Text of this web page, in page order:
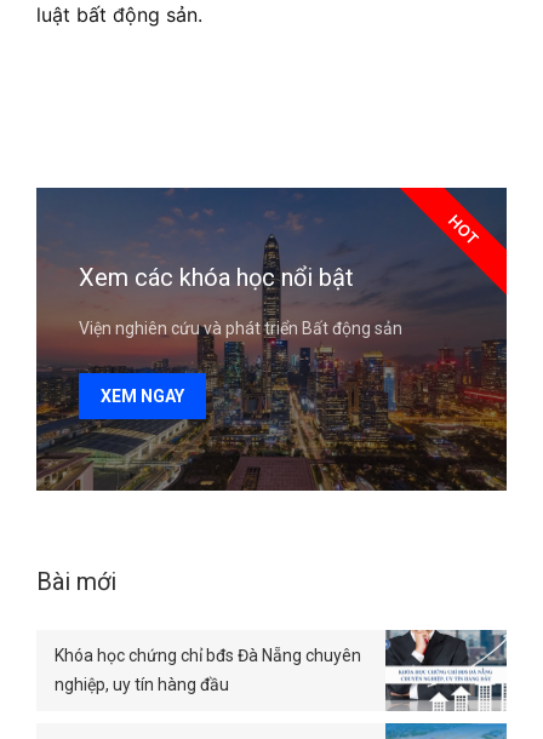
luật bất động sản.
Xem các khóa học nổi bật
Viện nghiên cứu và phát triển Bất động sản
XEM NGAY
HOT
Bài mới
Khóa học chứng chỉ bđs Đà Nẵng chuyên
nghiệp, uy tín hàng đầu